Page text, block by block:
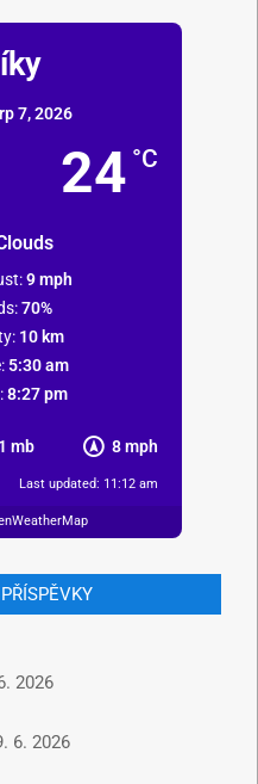
7, 2026
24 °C
mb 8 mph
9 mph
70%
10 km
5:30 am
8:27 pm
Last updated: 11:12 am
2026
6. 2026